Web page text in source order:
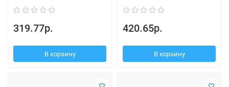
319.77р.
В корзину
420.65р.
В корзину